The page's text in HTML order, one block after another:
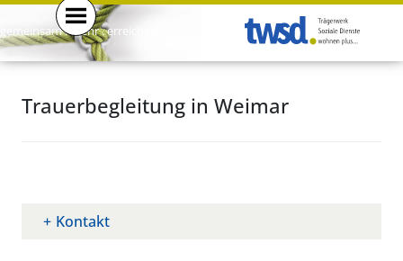
gemeinsam . mehr . erreichen .
Trauerbegleitung in Weimar
Kontakt